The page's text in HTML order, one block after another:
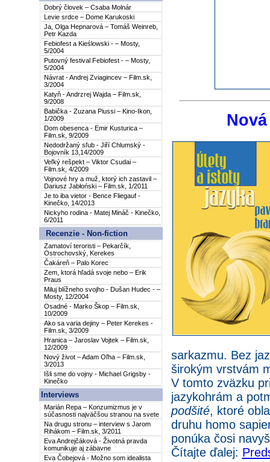
Dobrý človek – Csaba Molnár
Levie srdce – Dome Karukoski
Ja, Olga Hepnarová – Tomáš Weinreb,
Petr Kazda
Febiofest a Kieślowski - – Mosty,
5/2004
Putovný festival Febiofest - – Mosty,
5/2004
Návrat - Andrej Zviagincev – Film.sk,
3/2004
Katyň - Andrzrej Wajda – Film.sk,
9/2008
Babička - Zuzana Piussi – Kino-Ikon,
1/2009
Dom obesenca - Emir Kusturica –
Film.sk, 9/2009
Nedodržaný sľub - Jiří Chlumský -
Bojovník 13,14/2009
Veľký rešpekt – Viktor Csudai –
Film.sk, 4/2009
Vojnové hry a muž, ktorý ich zastavil –
Dariusz Jabłoński – Film.sk, 1/2011
Je to iba vietor - Bence Fliegauf -
Kinečko, 14/2013
Nickyho rodina - Matej Mináč - Kinečko,
6/2011
Recenzie - Non-fiction
Zamatoví teroristi – Pekarčík,
Ostrochovský, Kerekes
Čakáreň – Palo Korec
Zem, ktorá hľadá svoje nebo – Erik
Praus
Miluj blížneho svojho - Dušan Hudec - –
Mosty, 12/2004
Osadné - Marko Škop – Film.sk,
10/2009
Ako sa varia dejiny – Peter Kerekes -
Film.sk, 3/2009
Hranica – Jaroslav Vojtek – Film.sk,
12/2009
Nový život – Adam Oľha – Film.sk,
3/2013
Išli sme do vojny - Michael Grigsby -
Kinečko
Interviews
Marián Repa – Konzumizmus je v
súčasnosti najväčšou stranou na svete
Na drugu stronu – interview s Jarom
Rihákom – Film.sk, 3/2011
Eva Andrejčáková - Životná pravda
komunikuje aj zábavne
Eva Čobejová - Možno som idealista
sarkazmu. Bez
širokým vrstvám
V tomto zväzku
jazykohrám a
podšité, ktoré
druhu homo
ponúka čosi
Čítajte ďalej: